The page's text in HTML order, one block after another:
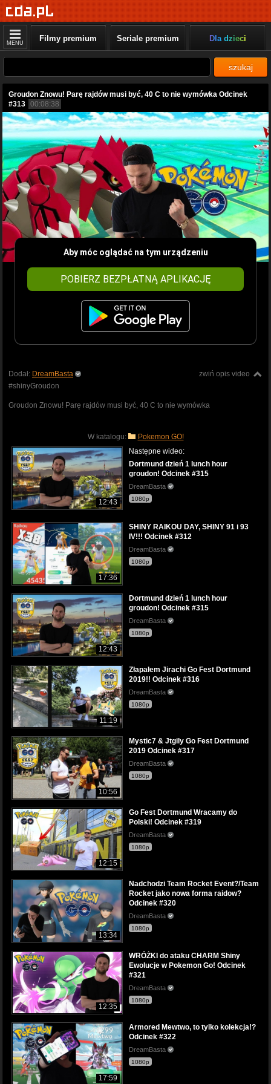
MENU Filmy premium Seriale premium Dla dzieci
szukaj
Groudon Znowu! Parę rajdów musi być, 40 C to nie wymówka Odcinek
#313 00:08:38
Aby móc oglądać na tym urządzeniu
POBIERZ BEZPŁATNĄ APLIKACJĘ
zwiń opis video
Dodał: DreamBasta
#shinyGroudon
Groudon Znowu! Parę rajdów musi być, 40 C to nie wymówka
W katalogu: Pokemon GO!
12:43
Następne wideo:
Dortmund dzień 1 lunch hour
groudon! Odcinek #315
DreamBasta
1080p
17:36
SHINY RAIKOU DAY, SHINY 91 i 93
IV!!! Odcinek #312
DreamBasta
1080p
12:43
Dortmund dzień 1 lunch hour
groudon! Odcinek #315
DreamBasta
1080p
11:19
Złapałem Jirachi Go Fest Dortmund
2019!! Odcinek #316
DreamBasta
1080p
10:56
Mystic7 & Jtgily Go Fest Dortmund
2019 Odcinek #317
DreamBasta
1080p
12:15
Go Fest Dortmund Wracamy do
Polski! Odcinek #319
DreamBasta
1080p
13:34
Nadchodzi Team Rocket Event?/Team
Rocket jako nowa forma raidow?
Odcinek #320
DreamBasta
1080p
12:35
WRÓŻKI do ataku CHARM Shiny
Ewolucje w Pokemon Go! Odcinek
#321
DreamBasta
1080p
17:59
Armored Mewtwo, to tylko kolekcja!?
Odcinek #322
DreamBasta
1080p